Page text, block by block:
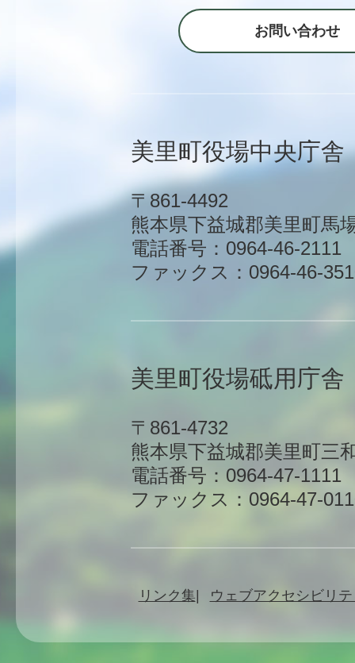
お問い合わせ
美里町役場中央庁舎
〒861-4492
熊本県下益城郡美里町馬
電話番号：0964-46-2111
ファックス：0964-46-
美里町役場砥用庁舎
〒861-4732
熊本県下益城郡美里町三
電話番号：0964-47-1111
ファックス：0964-47-
リンク集 ウェブアクセシビリ